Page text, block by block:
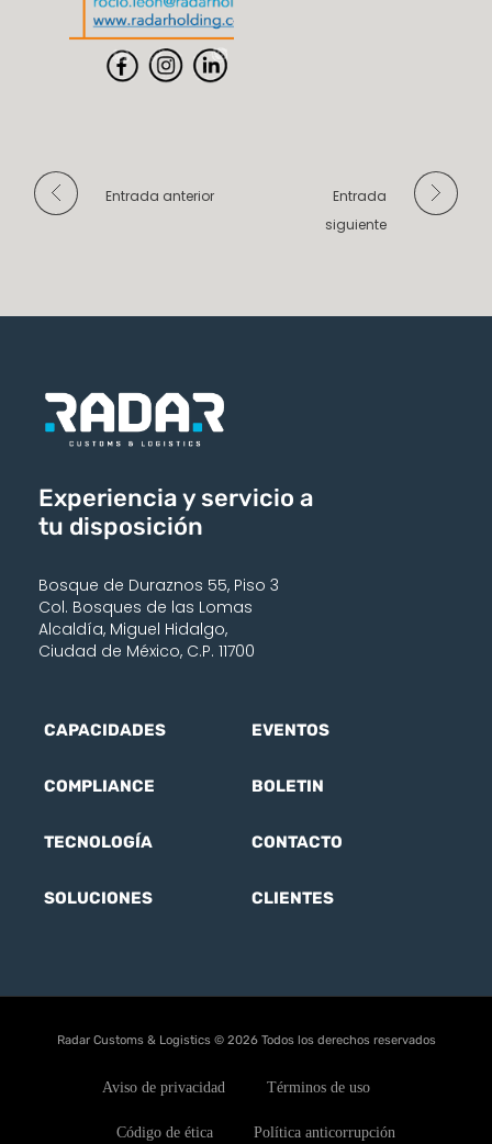
Entrada anterior
Entrada
siguiente
Experiencia y servicio a
tu disposición
Bosque de Duraznos 55, Piso 3
Col. Bosques de las Lomas
Alcaldía, Miguel Hidalgo,
Ciudad de México, C.P. 11700
CAPACIDADES
COMPLIANCE
TECNOLOGÍA
SOLUCIONES
EVENTOS
BOLETIN
CONTACTO
CLIENTES
Radar Customs & Logistics © 2026 Todos los derechos reservados
Aviso de privacidad Términos de uso
Código de ética Política anticorrupción